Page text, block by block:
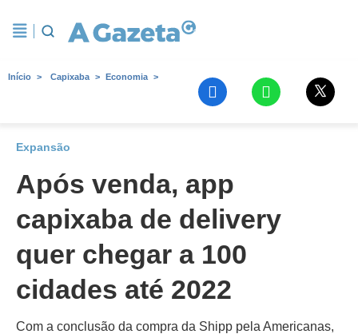
Início Capixaba Economia
Expansão
Após venda, app
capixaba de delivery
quer chegar a 100
cidades até 2022
Com a conclusão da compra da Shipp pela Americanas,